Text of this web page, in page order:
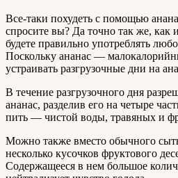
Все-таки похудеть с помощью
спросите вы? Да точно так же, как
будете правильно употреблять
Поскольку ананас —
устраивать разгрузочные дни на
В течение разгрузочного дня
ананас, разделив его на четыре
пить — чистой воды, травяных и
Можно также вместо обычного
несколько кусочков фруктового
Содержащееся в нем большое